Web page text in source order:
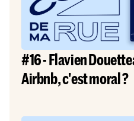
#16 - Flavien
Airbnb, c'est moral ?